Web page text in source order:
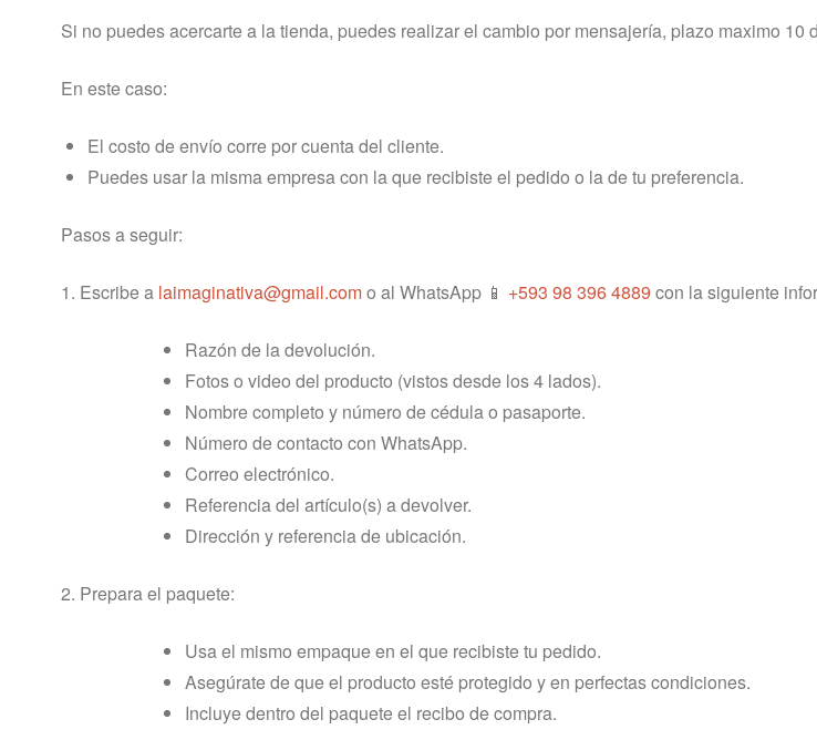
Si no puedes acercarte a la tienda, puedes realizar el cambio por mensajería, plazo maximo 10
En este caso:
El costo de envío corre por cuenta del cliente.
Puedes usar la misma empresa con la que recibiste el pedido o la de tu preferencia.
Pasos a seguir:
1. Escribe a laimaginativa@gmail.como al WhatsApp 📱 +593 98 396 4889 con la siguiente
Razón de la devolución.
Fotos o video del producto (vistos desde los 4 lados).
Nombre completo y número de cédula o pasaporte.
Número de contacto con WhatsApp.
Correo electrónico.
Referencia del artículo(s) a devolver.
Dirección y referencia de ubicación.
2. Prepara el paquete:
Usa el mismo empaque en el que recibiste tu pedido.
Asegúrate de que el producto esté protegido y en perfectas condiciones.
Incluye dentro del paquete el recibo de compra.